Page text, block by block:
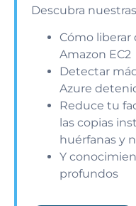
Descubra
Cómo liberar
Amazon EC2
Detectar
Azure
Reduce tu
las copias
huérfanas y
Y
profundos